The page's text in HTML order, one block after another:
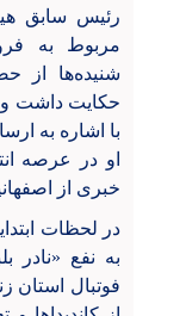
رئیس سابق
مربوط به
شنیده‌ها از
حکایت داشت و
با اشاره به
او در عرصه
خبری از
در لحظات
به نفع «نادر
فوتبال استان